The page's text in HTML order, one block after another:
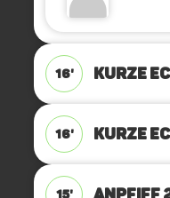
16' KURZE
16' KURZE
15'